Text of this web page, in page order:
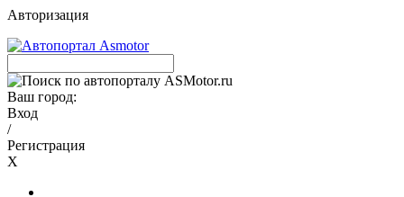
Авторизация
Ваш город:
Вход
/
Регистрация
X